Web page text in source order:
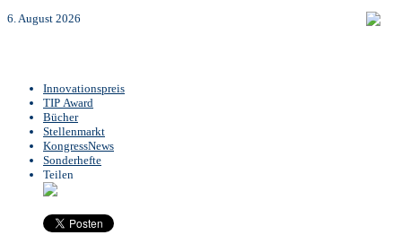
6. August 2026
Innovationspreis
TIP Award
Bücher
Stellenmarkt
KongressNews
Sonderhefte
Teilen